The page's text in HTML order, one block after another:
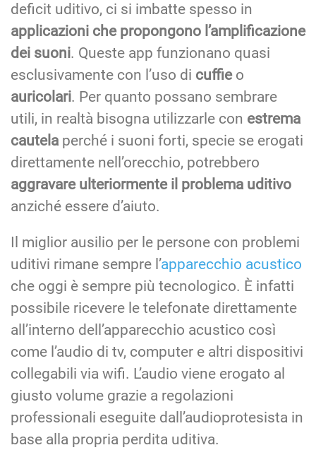
deficit uditivo, ci si imbatte spesso in
applicazioni che propongono l’amplificazione
dei suoni. Queste app funzionano quasi
esclusivamente con l’uso di cuffie o
auricolari. Per quanto possano sembrare
utili, in realtà bisogna utilizzarle con estrema
cautela perché i suoni forti, specie se erogati
direttamente nell’orecchio, potrebbero
aggravare ulteriormente il problema uditivo
anziché essere d’aiuto.
Il miglior ausilio per le persone con problemi
uditivi rimane sempre l’apparecchio acustico
che oggi è sempre più tecnologico. È infatti
possibile ricevere le telefonate direttamente
all’interno dell’apparecchio acustico così
come l’audio di tv, computer e altri dispositivi
collegabili via wifi. L’audio viene erogato al
giusto volume grazie a regolazioni
professionali eseguite dall’audioprotesista in
base alla propria perdita uditiva.